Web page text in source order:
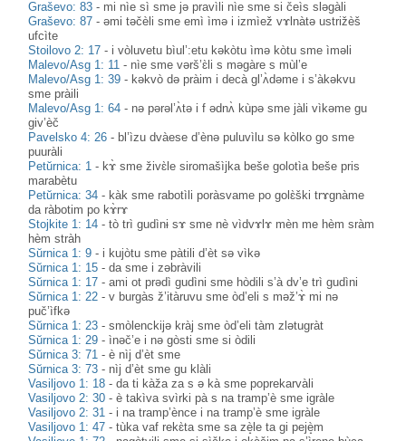
Graševo: 83 - mi nìe sì sme jə pravìli nìe sme si čeìs sləgàli
Graševo: 87 -əmi təčèli sme emì ìmə i izmìež vɤlnàtə ustrižèš
ufcìte
Stoilovo 2: 17 - i vòluvetu bìul’:etu kәkòtu ìmә kòtu sme ìmәli
Malevo/Asg 1: 11 - nìe sme vərš’ɛ̀li s məgàre s mùl’e
Malevo/Asg 1: 39 - kəkvò də pràim i decà gl’ʌ̀dəme i s’àkəkvu
sme pràili
Malevo/Asg 1: 64 - nə pərəl’ʌ̀tə i f ədnʌ̀ kùpə sme jàli vìkəme gu
giv’èč
Pavelsko 4: 26 - bl’ìzu dvàese d’ènə puluvìlu sə kòlko go sme
puuràli
Petŭrnica: 1 - kɤ̀ sme živɛ̀le siromašìjka beše golotìa beše pris
marabètu
Petŭrnica: 34 - kàk sme rabotìli poràsvame po golɛ̀ški trɤgnàme
da ràbotim po kɤ̀rɤ
Stojkite 1: 14 -tò trì gudìnɨ sɤ sme nè vìdvɤlɤ mèn me hèm sràm
hèm stràh
Sŭrnica 1: 9 - i kujòtu sme pàtili d’èt sə vìkə
Sŭrnica 1: 15 -da sme i zəbràvili
Sŭrnica 1: 17 -ami ot prədì gudìni sme hòdili s’à dv’e trì gudìni
Sŭrnica 1: 22 -v burgàs ž’itàruvu sme òd’eli s məž’ɤ̀ mi nə
puč’ìfkə
Sŭrnica 1: 23 -smòlenckijə kràj sme òd’eli tàm zlətugràt
Sŭrnica 1: 29 -ìnəč’e i nə gòsti sme si òdili
Sŭrnica 3: 71 -è nìj d’èt sme
Sŭrnica 3: 73 - nìj d’èt sme gu klàli
Vasiljovo 1: 18 -da ti kàža za s ə kà sme poprekarvàli
Vasiljovo 2: 30 -è takìva svìrki pà s na tramp’è sme igràle
Vasiljovo 2: 31 - i na tramp’ènce i na tramp’è sme igràle
Vasiljovo 1: 47 -tùka vaf rekɛ̀ta sme sa zè̝le ta gi pejè̝m